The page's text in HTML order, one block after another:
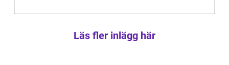
Läs fler inlägg här